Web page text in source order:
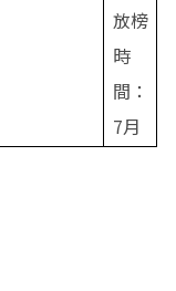
放榜
時
間：
7月